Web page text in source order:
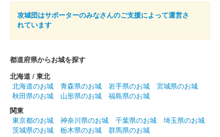
定配布
2023年11月19日に開催される第23回日本城郭検定において、熊
熊本城 御城印
販売終了
「秋のくまもとお城まつり 城あかり」開催にあわせて販売。
1000枚限定。
攻城団はサポーターのみなさんのご支援によって運営さ
れています
都道府県からお城を探す
北海道 / 東北
北海道のお城
青森県のお城 岩手県のお城
宮城県のお城
秋田県のお城
山形県のお城
福島県のお城
関東
東京都のお城
神奈川県のお城 千葉県のお城
埼玉県のお城
茨城県のお城
栃木県のお城
群馬県のお城